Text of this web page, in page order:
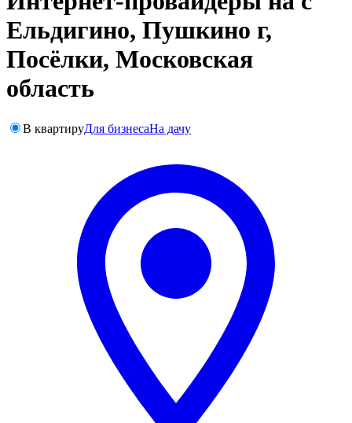
Ельдигино, Пушкино г,
Посёлки, Московская
область
В квартируДля бизнесаНа дачу